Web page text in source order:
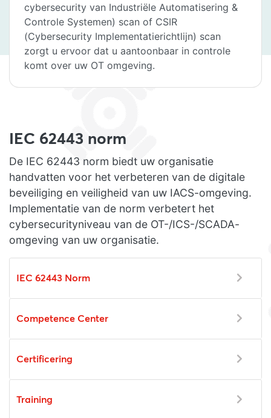
cybersecurity van Industriële Automatisering &
Controle Systemen) scan of CSIR
(Cybersecurity Implementatierichtlijn) scan
zorgt u ervoor dat u aantoonbaar in controle
komt over uw OT omgeving.
IEC 62443 norm
De IEC 62443 norm biedt uw organisatie
handvatten voor het verbeteren van de digitale
beveiliging en veiligheid van uw IACS-omgeving.
Implementatie van de norm verbetert het
cybersecurityniveau van de OT-/ICS-/SCADA-
omgeving van uw organisatie.
IEC 62443 Norm
Competence Center
Certificering
Training